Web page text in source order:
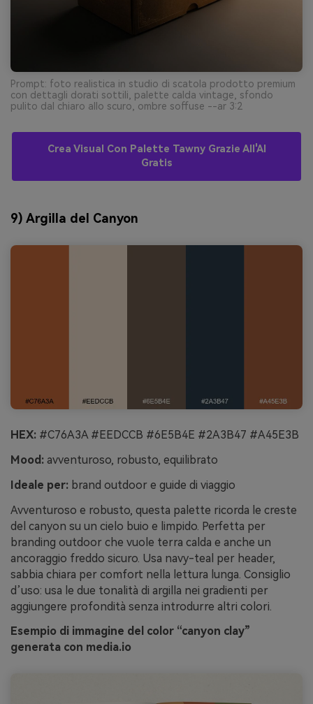
Prompt: foto realistica in studio di scatola prodotto premium
con dettagli dorati sottili, palette calda vintage, sfondo
pulito dal chiaro allo scuro, ombre soffuse --ar 3:2
Crea Visual Con Palette Tawny Grazie All'AI
Gratis
9) Argilla del Canyon
HEX: #C76A3A #EEDCCB #6E5B4E #2A3B47 #A45E3B
Mood: avventuroso, robusto, equilibrato
Ideale per: brand outdoor e guide di viaggio
Avventuroso e robusto, questa palette ricorda le creste
del canyon su un cielo buio e limpido. Perfetta per
branding outdoor che vuole terra calda e anche un
ancoraggio freddo sicuro. Usa navy-teal per header,
sabbia chiara per comfort nella lettura lunga. Consiglio
d’uso: usa le due tonalità di argilla nei gradienti per
aggiungere profondità senza introdurre altri colori.
Esempio di immagine del color “canyon clay”
generata con media.io